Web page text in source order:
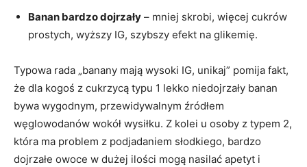
Banan bardzo dojrzały – mniej skrobi, więcej cukrów
prostych, wyższy IG, szybszy efekt na glikemię.
Typowa rada „banany mają wysoki IG, unikaj” pomija fakt,
że dla kogoś z cukrzycą typu 1 lekko niedojrzały banan
bywa wygodnym, przewidywalnym źródłem
węglowodanów wokół wysiłku. Z kolei u osoby z typem 2,
która ma problem z podjadaniem słodkiego, bardzo
dojrzałe owoce w dużej ilości mogą nasilać apetyt i